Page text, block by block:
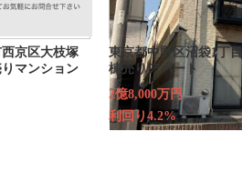
京区大枝塚
マンション
東京都中野区沼袋1丁
棟売りアパート
2億8,000万円
利回り4.2%